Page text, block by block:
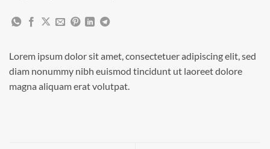
Lorem ipsum dolor sit amet, consectetuer adipiscing elit, sed
diam nonummy nibh euismod tincidunt ut laoreet dolore
magna aliquam erat volutpat.